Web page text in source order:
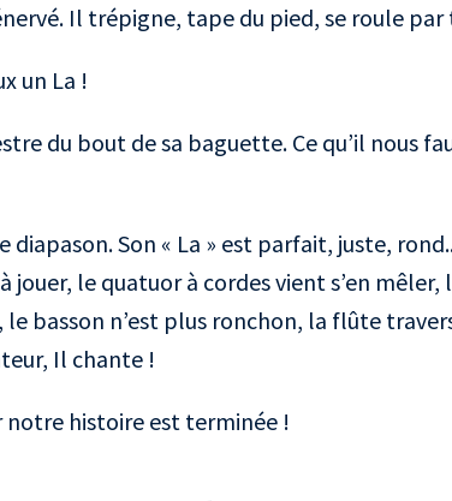
Il trépigne, tape du pied, se roule par
un La !
du bout de sa baguette. Ce qu’il nous
diapason. Son « La » est parfait, juste,
jouer, le quatuor à cordes vient s’en mêler,
basson n’est plus ronchon, la flûte
Il chante !
histoire est terminée !